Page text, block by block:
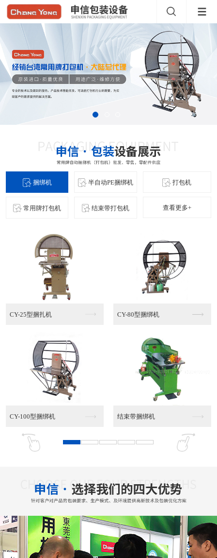
捆绑机 半自动PE捆绑机 打包机
常用牌打包机 结束带打包机 查看更多+
多功能棉绳捆绑机MT... 半自动PE捆绑机
半自动PE捆绑机销售 半自动PE捆绑机代理